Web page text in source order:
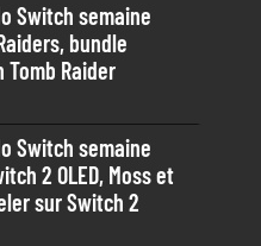
Switch semaine
bundle
Tomb Raider
Switch semaine
2 OLED, Moss et
sur Switch 2